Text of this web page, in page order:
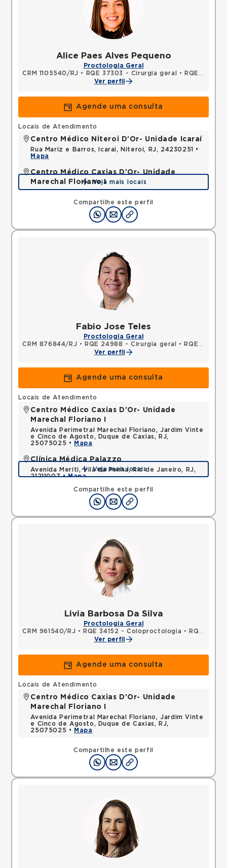
Alice Paes Alves Pequeno
Proctologia Geral
CRM 1105540/RJ • RQE 37303 - Cirurgia geral •
RQE 52203 - Coloproctologia
Ver perfil
Agende uma consulta
Compartilhe este perfil
Locais de Atendimento
Centro Médico Niteroi D'Or- Unidade Icaraí
Rua Mariz e Barros, Icarai, Niteroi, RJ, 24230251 •
Mapa
Centro Médico Caxias D'Or- Unidade
Marechal Floriano I
Avenida Perimetral Marechal Floriano, Jardim Vinte
e Cinco de Agosto, Duque de Caxias, RJ,
25075025 •Mapa
Veja mais locais
Fabio Jose Teles
Proctologia Geral
CRM 876844/RJ • RQE 24988 - Cirurgia geral •
RQE 24989 - Coloproctologia
Ver perfil
Agende uma consulta
Compartilhe este perfil
Locais de Atendimento
Centro Médico Caxias D'Or- Unidade
Marechal Floriano I
Avenida Perimetral Marechal Floriano, Jardim Vinte
e Cinco de Agosto, Duque de Caxias, RJ,
25075025 •
Mapa
Clínica Médica Palazzo
Avenida Meriti, Vila da Penha, Rio de Janeiro, RJ,
21211007 •Mapa
Veja mais locais
Livia Barbosa Da Silva
Proctologia Geral
CRM 961540/RJ • RQE 34152 - Coloproctologia •
RQE 34153 - Cirurgia geral
Ver perfil
Agende uma consulta
Compartilhe este perfil
Locais de Atendimento
Centro Médico Caxias D'Or- Unidade
Marechal Floriano I
Avenida Perimetral Marechal Floriano, Jardim Vinte
e Cinco de Agosto, Duque de Caxias, RJ,
25075025 •
Mapa